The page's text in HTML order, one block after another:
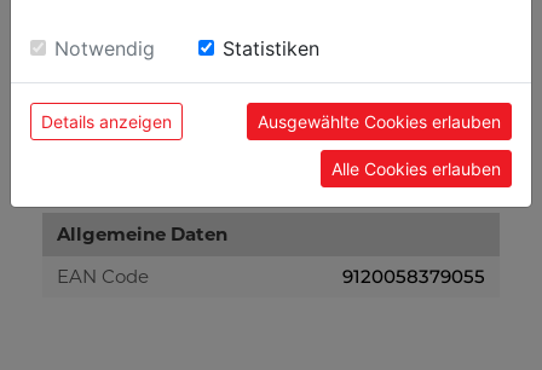
Versandmaße
Verpackungsbreite in mm
325
Verpackungslänge in mm
1.800
300
Allgemeine Daten
EAN Code
9120058379055
Einwilligung zu unseren Cookies.
Notwendig Statistiken
Details anzeigen Ausgewählte Cookies erlauben
Alle Cookies erlauben